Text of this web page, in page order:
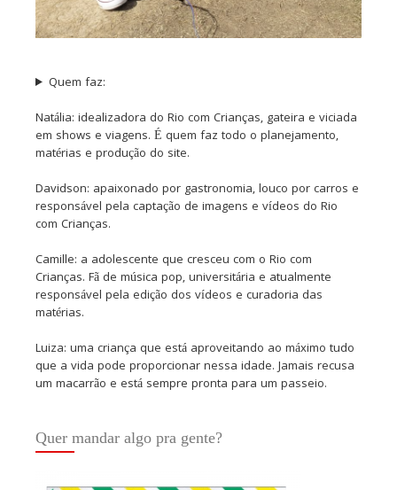
Quem faz:
Natália: idealizadora do Rio com Crianças, gateira e viciada
em shows e viagens. É quem faz todo o planejamento,
matérias e produção do site.
Davidson: apaixonado por gastronomia, louco por carros e
responsável pela captação de imagens e vídeos do Rio
com Crianças.
Camille: a adolescente que cresceu com o Rio com
Crianças. Fã de música pop, universitária e atualmente
responsável pela edição dos vídeos e curadoria das
matérias.
Luiza: uma criança que está aproveitando ao máximo tudo
que a vida pode proporcionar nessa idade. Jamais recusa
um macarrão e está sempre pronta para um passeio.
Quer mandar algo pra gente?